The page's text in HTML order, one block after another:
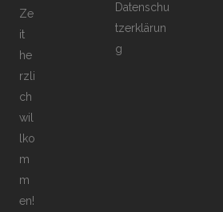
Ze
it
he
rzli
ch
wil
lko
m
m
en!
Datenschu
tzerklärun
g